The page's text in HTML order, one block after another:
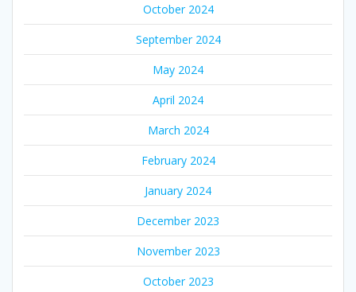
October 2024
September 2024
May 2024
April 2024
March 2024
February 2024
January 2024
December 2023
November 2023
October 2023